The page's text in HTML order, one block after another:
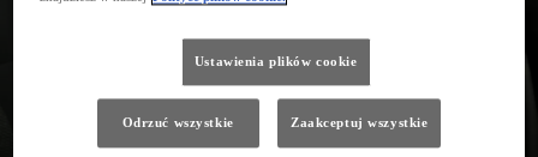
Ustawienia plików cookie
Odrzuć wszystkie Zaakceptuj wszystkie